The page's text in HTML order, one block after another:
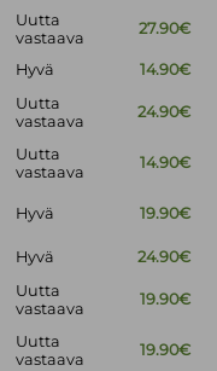
Uutta
vastaava
27.90€
Hyvä
14.90€
Uutta
vastaava
24.90€
Uutta
vastaava
14.90€
Hyvä 19.90€
Hyvä
24.90€
Uutta
vastaava
19.90€
Uutta
vastaava
19.90€